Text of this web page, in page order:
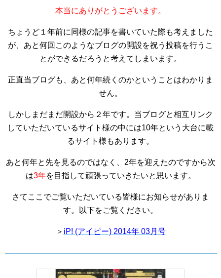
本当にありがとうございます。
ちょうど１年前に同様の記事を書いていた際も考えました
が、あと何回このようなブログの開設を祝う投稿を行うこ
とができるだろうと考えてしまいます。
正直当ブログも、あと何年続くのかということはわかりま
せん。
しかしまだまだ開設から２年です。当ブログと相互リンク
していただいているサイト様の中には10年という大台に載
るサイト様もあります。
あと何年と先を見るのではなく、2年を迎えたのですから次
は3年を目指して頑張っていきたいと思います。
さてここでご覧いただいている皆様にお知らせがありま
す。以下をご覧ください。
＞ iP! (アイピー) 2014年 03月号